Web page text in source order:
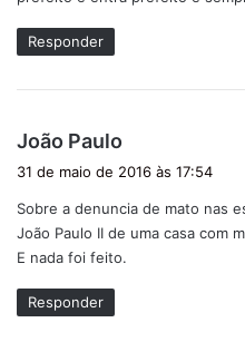
Responder
João Paulo
s
e
:
31 de maio de 2016 às 17:54
Sobre a denuncia de mato nas
João Paulo II de uma casa com
E nada foi feito.
Responder